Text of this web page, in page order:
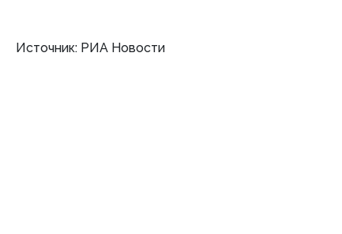
Источник: РИА Новости